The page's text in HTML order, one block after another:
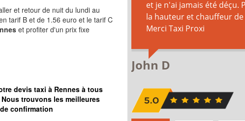
et retour de nuit du lundi au
tarif B et de 1.56 euro et le tarif C
et profiter d'un prix fixe
devis taxi à Rennes à tous
Nous trouvons les meilleures
confirmation